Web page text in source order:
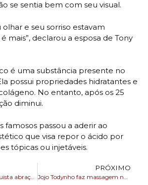
se sentia bem com seu visual.
olhar e seu sorriso estavam
é mais”, declarou a esposa de Tony
é uma substância presente no
possui propriedades hidratantes e
No entanto, após os 25
diminui.
famosos passou a aderir ao
que visa repor o ácido por
tópicas ou injetáveis.
PRÓXIMO